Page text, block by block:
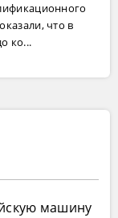
что в
ко...
машину